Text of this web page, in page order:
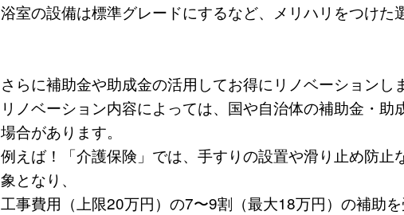
浴室の設備は標準グレードにするなど、メリハリをつけた
さらに補助金や助成金の活用してお得にリノベーション
リノベーション内容によっては、国や自治体の補助金・助
場合があります。
例えば！「介護保険」では、手すりの設置や滑り止め防止
象となり、
工事費用（上限20万円）の7〜9割（最大18万円）の補助